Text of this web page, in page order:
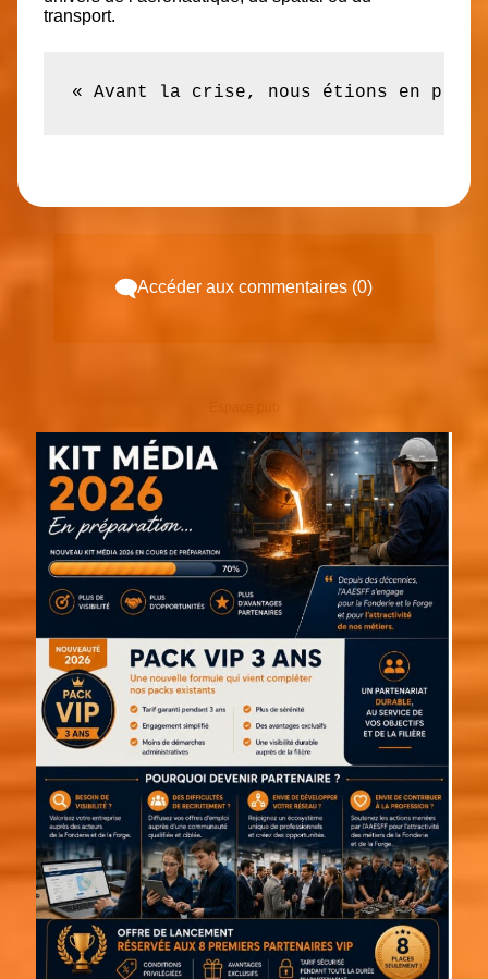
transport.
« Avant la crise, nous étions en
Accéder aux commentaires (0)